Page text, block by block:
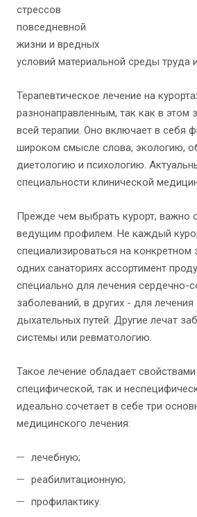
стрессов
повседневной
жизни и вредных
условий материальной среды труда
Терапевтическое лечение на
разнонаправленным, так как в этом
всей терапии. Оно включает в себя
широком смысле слова, экологию,
диетологию и психологию.
специальности клинической
Прежде чем выбрать курорт, важно
ведущим профилем. Не каждый
специализироваться на конкретном
одних санаториях ассортимент
специально для лечения сердечно-
заболеваний, в других - для
дыхательных путей. Другие лечат
системы или ревматологию.
Такое лечение обладает
специфической, так и
идеально сочетает в себе три
медицинского лечения:
лечебную;
реабилитационную;
профилактику.